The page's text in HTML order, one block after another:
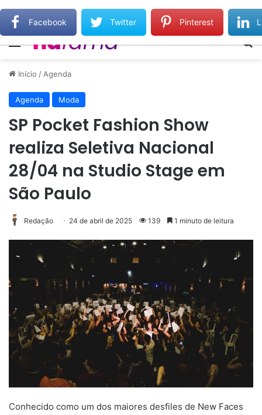
Gilberto Gil relembra Preta Gil e destaca força do legado deixado pela filha
Início / Agenda
Agenda Moda
SP Pocket Fashion Show
realiza Seletiva Nacional
28/04 na Studio Stage em
São Paulo
Redação 24 de abril de 2025 139 1 minuto de leitura
Conhecido como um dos maiores desfiles de New Faces
Facebook Twitter Pinterest